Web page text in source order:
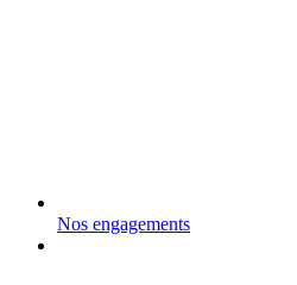
Nos engagements